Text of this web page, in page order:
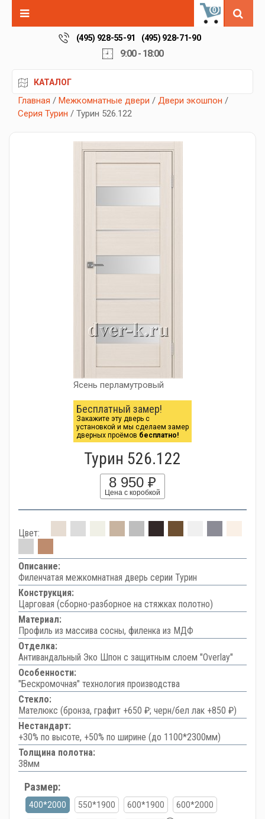
0
(495) 928-55-91 (495) 928-71-90
9:00 - 18:00
КАТАЛОГ
Главная / Межкомнатные двери / Двери экошпон /
Серия Турин / Турин 526.122
Ясень перламутровый
Бесплатный замер!
Закажите эту дверь с
установкой и мы сделаем замер
дверных проёмов бесплатно!
Турин 526.122
8 950 ₽
Цена с коробкой
Цвет:
Описание:
Филенчатая межкомнатная дверь серии Турин
Конструкция:
Царговая (сборно-разборное на стяжках полотно)
Материал:
Профиль из массива сосны, филенка из МДФ
Отделка:
Антивандальный Эко Шпон с защитным слоем "Overlay"
Особенности:
"Бескромочная" технология производства
Стекло:
Мателюкс (бронза, графит +650 ₽; черн/бел лак +850 ₽)
Нестандарт:
+30% по высоте, +50% по ширине (до 1100*2300мм)
Толщина полотна:
38мм
Размер:
400*2000 550*1900 600*1900 600*2000